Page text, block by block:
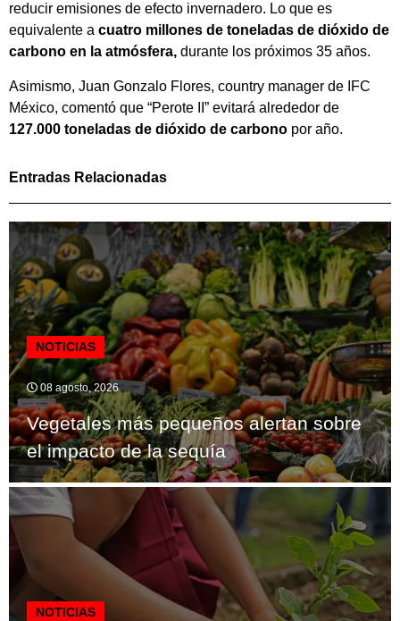
reducir emisiones de efecto invernadero. Lo que es
equivalente a cuatro millones de toneladas de dióxido de
carbono en la atmósfera, durante los próximos 35 años.
Asimismo, Juan Gonzalo Flores, country manager de IFC
México, comentó que “Perote II” evitará alrededor de
127.000 toneladas de dióxido de carbono por año.
Entradas Relacionadas
NOTICIAS
08 agosto, 2026
Vegetales más pequeños alertan sobre
el impacto de la sequía
NOTICIAS